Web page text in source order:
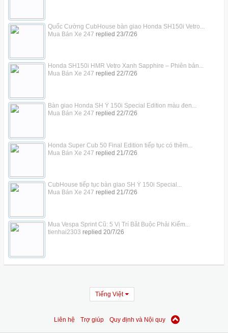
Quốc Cường CubHouse bàn giao Honda SH150i Vetro...
Mua Bán Xe 247 replied 23/7/26
Honda SH150i HMR Vetro Xanh Sapphire – Phiên bản...
Mua Bán Xe 247 replied 22/7/26
Bàn giao Honda SH Ý 150i Special Edition màu đen...
Mua Bán Xe 247 replied 22/7/26
Honda Super Cub 50 Final Edition tiếp tục có thêm...
Mua Bán Xe 247 replied 21/7/26
CubHouse tiếp tục bàn giao SH Ý 150i Special...
Mua Bán Xe 247 replied 21/7/26
Mua Vespa Sprint Cũ: 5 Vị Trí Bắt Buộc Phải Kiểm...
tienhai2303 replied 20/7/26
Tiếng Việt
Liên hệ Trợ giúp Quy định và Nội quy